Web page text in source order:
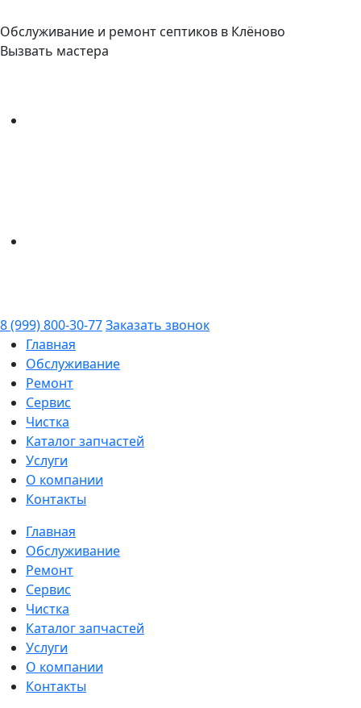
Обслуживание и ремонт септиков в Клёново
Вызвать мастера
8 (999) 800-30-77Заказать звонок
Главная
Обслуживание
Ремонт
Сервис
Чистка
Каталог запчастей
Услуги
О компании
Контакты
Главная
Обслуживание
Ремонт
Сервис
Чистка
Каталог запчастей
Услуги
О компании
Контакты